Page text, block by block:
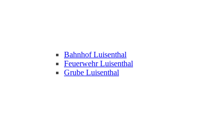
Bahnhof Luisenthal
Feuerwehr Luisenthal
Grube Luisenthal